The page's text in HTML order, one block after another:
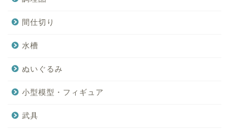
間仕切り
水槽
ぬいぐるみ
小型模型・フィギュア
武具